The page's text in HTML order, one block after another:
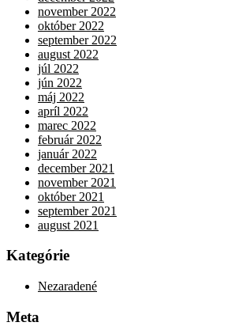
november 2022
október 2022
september 2022
august 2022
júl 2022
jún 2022
máj 2022
apríl 2022
marec 2022
február 2022
január 2022
december 2021
november 2021
október 2021
september 2021
august 2021
Kategórie
Nezaradené
Meta